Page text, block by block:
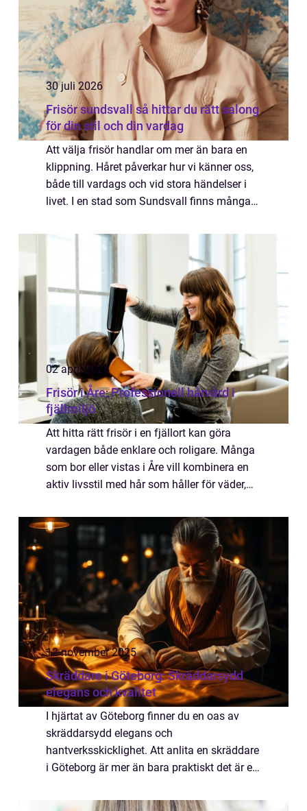
30 juli 2026
Frisör sundsvall så hittar du rätt salong
för din stil och din vardag
Att välja frisör handlar om mer än bara en
klippning. Håret påverkar hur vi känner oss,
både till vardags och vid stora händelser i
livet. I en stad som Sundsvall finns många
sätt eller med samma inriktning. D...
02 april 2026
Frisör i Åre; Professionell hårvård i
fjällmiljö
Att hitta rätt frisör i en fjällort kan göra
vardagen både enklare och roligare. Många
som bor eller vistas i Åre vill kombinera en
aktiv livsstil med hår som håller för väder,
12 november 2025
Skräddare i Göteborg: Skräddarsydd
elegans och kvalitet
I hjärtat av Göteborg finner du en oas av
skräddarsydd elegans och
hantverksskicklighet. Att anlita en skräddare
i Göteborg är mer än bara praktiskt det är ett
O...